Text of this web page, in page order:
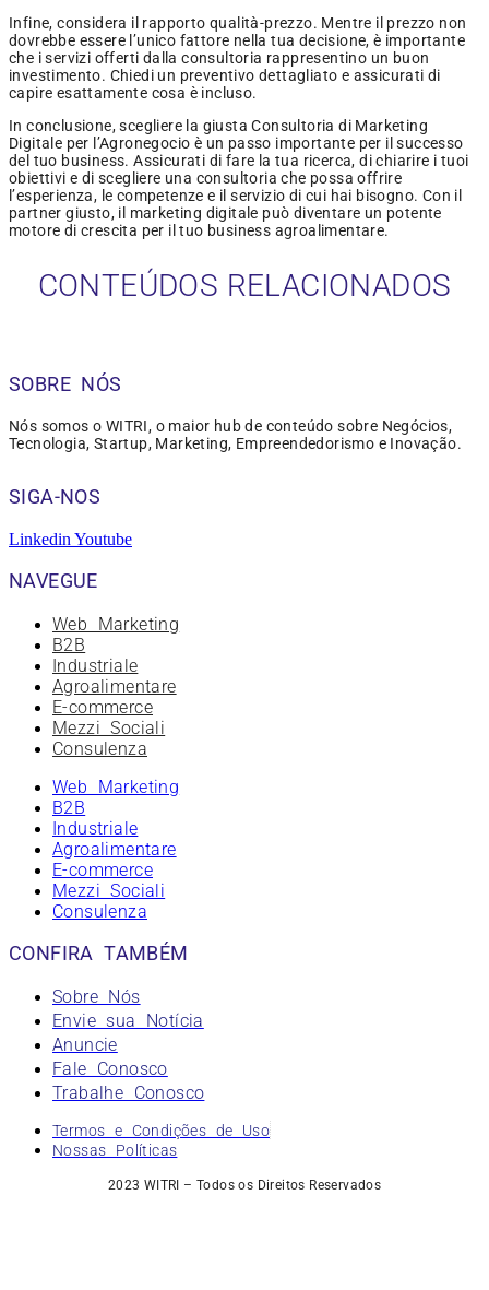
Infine, considera il rapporto qualità-prezzo. Mentre il prezzo non
dovrebbe essere l’unico fattore nella tua decisione, è importante
che i servizi offerti dalla consultoria rappresentino un buon
investimento. Chiedi un preventivo dettagliato e assicurati di
capire esattamente cosa è incluso.
In conclusione, scegliere la giusta Consultoria di Marketing
Digitale per l’Agronegocio è un passo importante per il successo
del tuo business. Assicurati di fare la tua ricerca, di chiarire i tuoi
obiettivi e di scegliere una consultoria che possa offrire
l’esperienza, le competenze e il servizio di cui hai bisogno. Con il
partner giusto, il marketing digitale può diventare un potente
motore di crescita per il tuo business agroalimentare.
CONTEÚDOS RELACIONADOS
SOBRE NÓS
Nós somos o WITRI, o maior hub de conteúdo sobre Negócios,
Tecnologia, Startup, Marketing, Empreendedorismo e Inovação.
SIGA-NOS
Linkedin Youtube
NAVEGUE
Web Marketing
B2B
Industriale
Agroalimentare
E-commerce
Mezzi Sociali
Consulenza
Web Marketing
B2B
Industriale
Agroalimentare
E-commerce
Mezzi Sociali
Consulenza
CONFIRA TAMBÉM
Sobre Nós
Envie sua Notícia
Anuncie
Fale Conosco
Trabalhe Conosco
Termos e Condições de Uso
Nossas Políticas
2023 WITRI – Todos os Direitos Reservados